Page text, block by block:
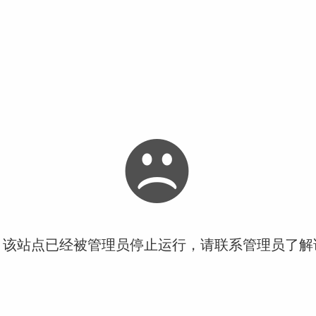
站点已经被管理员停止运行，请联系管理员了